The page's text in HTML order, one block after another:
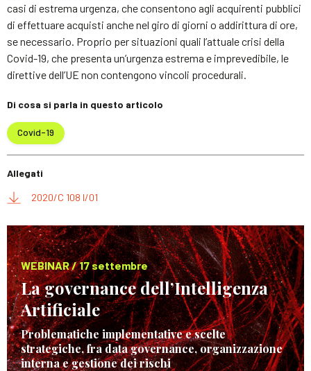
casi di estrema urgenza, che consentono agli acquirenti pubblici
di effettuare acquisti anche nel giro di giorni o addirittura di ore,
se necessario. Proprio per situazioni quali l’attuale crisi della
Covid-19, che presenta un’urgenza estrema e imprevedibile, le
direttive dell’UE non contengono vincoli procedurali.
Di cosa si parla in questo articolo
Covid-19
Allegati
2020/C 108 I/01
WEBINAR / 17 settembre
La governance dell’Intelligenza
Artificiale
Problematiche implementative e scelte
strategiche, fra data governance, organizzazione
interna e gestione dei rischi